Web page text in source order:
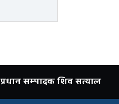
प्रधान सम्पादक शिव सत्याल